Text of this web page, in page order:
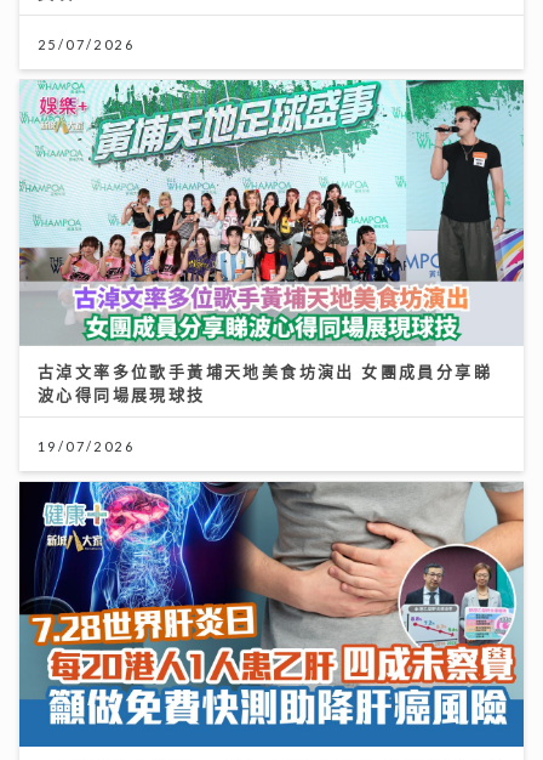
25/07/2026
古淖文率多位歌手黃埔天地美食坊演出 女團成員分享睇
波心得同場展現球技
19/07/2026